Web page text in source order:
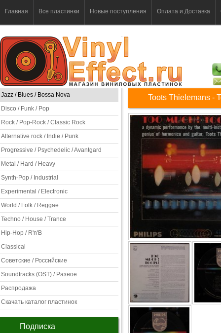
Главная Все пластинки Новые поступления Оплата и Доставка
Jazz / Blues / Bossa Nova
Disco / Funk / Pop
Rock / Pop-Rock / Classic Rock
Alternative rock / Indie / Punk
Progressive / Psychedelic / Avantgard
Metal / Hard / Heavy
Synth-Pop / Industrial
Experimental / Electronic
World / Folk / Reggae
Techno / House / Trance
Hip-Hop / R'n'B
Classical
Советские / Российские
Soundtracks (OST) / Разное
Распродажа
Скачать каталог пластинок
Подписка
Toots Thielemans -